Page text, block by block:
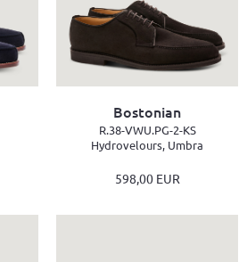
Bostonian
R.38-VWU.PG-2-KS
Hydrovelours, Umbra
598,00 EUR